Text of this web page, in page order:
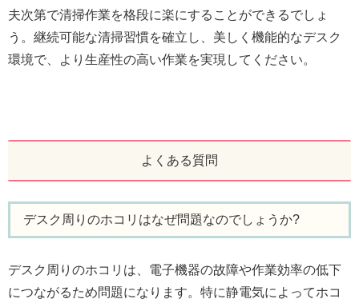
夫次第で清掃作業を格段に楽にすることができるでしょ
う。継続可能な清掃習慣を確立し、美しく機能的なデスク
環境で、より生産性の高い作業を実現してください。
よくある質問
デスク周りのホコリはなぜ問題なのでしょうか?
デスク周りのホコリは、電子機器の故障や作業効率の低下
につながるため問題になります。特に静電気によってホコ